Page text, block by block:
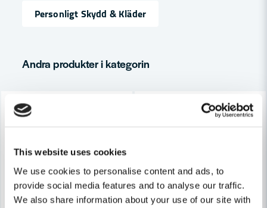
This website uses cookies
We use cookies to personalise content and ads, to
provide social media features and to analyse our traffic.
We also share information about your use of our site with
Namn
Personligt Skydd & Kläder
Andra produkter i kategorin
-35%